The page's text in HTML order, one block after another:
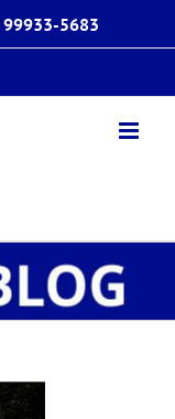
99933-5683